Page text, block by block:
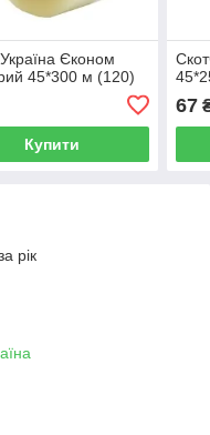
Єконом
45*300 м (120)
Купити
67
рік